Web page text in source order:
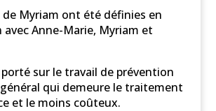
de Myriam ont été définies en
Anne-Marie, Myriam et
sur le travail de prévention
général qui demeure le traitement
et le moins coûteux.